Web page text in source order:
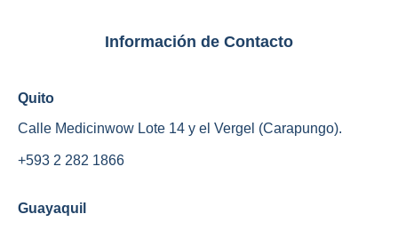
Información de Contacto
Quito
Calle Medicinwow Lote 14 y el Vergel (Carapungo).
+593 2 282 1866
Guayaquil